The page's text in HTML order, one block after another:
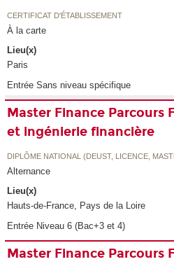
CERTIFICAT D'ÉTABLISSEMENT
À la carte
Lieu(x)
Paris
Entrée Sans niveau spécifique
Master Finance Parcours
et ingénierie financière
DIPLÔME NATIONAL (DEUST, LICENCE,
Alternance
Lieu(x)
Hauts-de-France, Pays de la Loire
Entrée Niveau 6 (Bac+3 et 4)
Master Finance Parcours